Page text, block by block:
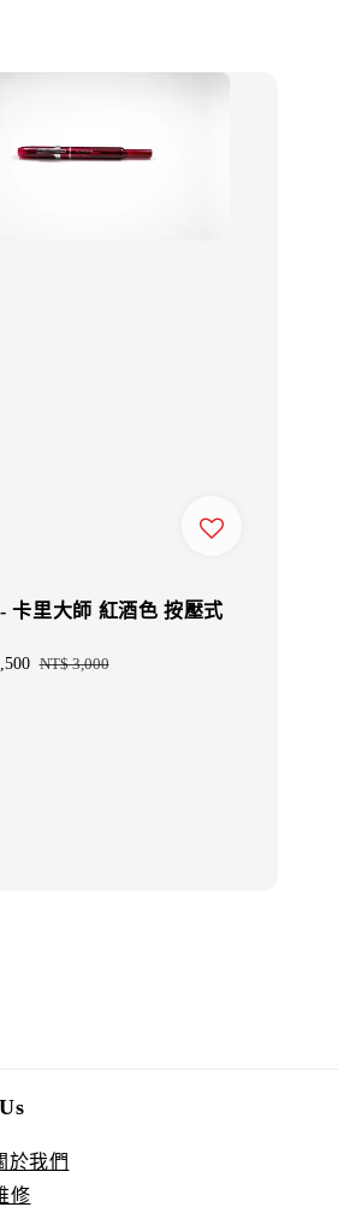
卡里大師 紅酒色 按壓式
Regular
NT$ 3,000
於我們
修